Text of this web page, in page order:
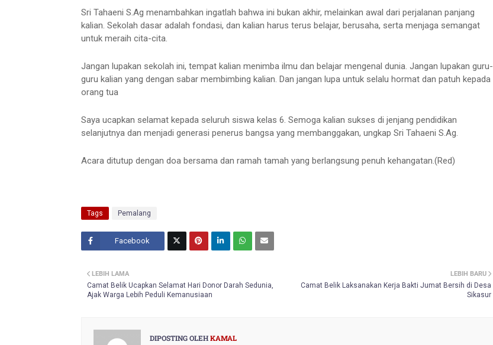
Sri Tahaeni S.Ag menambahkan ingatlah bahwa ini bukan akhir, melainkan awal dari perjalanan panjang
kalian. Sekolah dasar adalah fondasi, dan kalian harus terus belajar, berusaha, serta menjaga semangat
untuk meraih cita-cita.
Jangan lupakan sekolah ini, tempat kalian menimba ilmu dan belajar mengenal dunia. Jangan lupakan guru-
guru kalian yang dengan sabar membimbing kalian. Dan jangan lupa untuk selalu hormat dan patuh kepada
orang tua
Saya ucapkan selamat kepada seluruh siswa kelas 6. Semoga kalian sukses di jenjang pendidikan
selanjutnya dan menjadi generasi penerus bangsa yang membanggakan, ungkap Sri Tahaeni S.Ag.
Acara ditutup dengan doa bersama dan ramah tamah yang berlangsung penuh kehangatan.(Red)
Tags Pemalang
Facebook
LEBIH BARU
Camat Belik Laksanakan Kerja Bakti Jumat Bersih di Desa
Sikasur
LEBIH LAMA
Camat Belik Ucapkan Selamat Hari Donor Darah Sedunia,
Ajak Warga Lebih Peduli Kemanusiaan
DIPOSTING OLEHKAMAL